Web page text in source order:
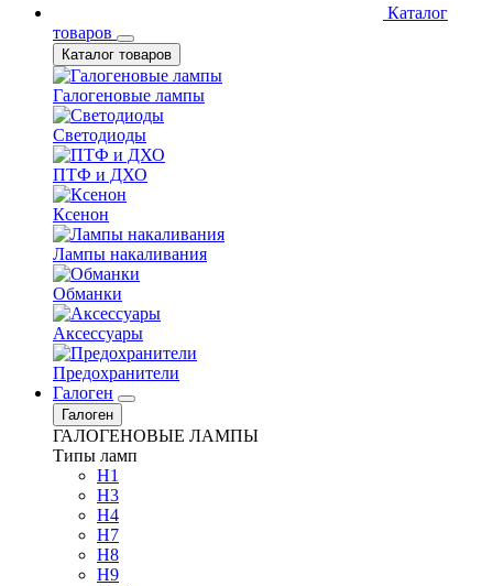
Каталог
товаров
Каталог товаров
Галогеновые лампы
Светодиоды
ПТФ и ДХО
Ксенон
Лампы накаливания
Обманки
Аксессуары
Предохранители
Галоген
Галоген
ГАЛОГЕНОВЫЕ ЛАМПЫ
Типы ламп
H1
H3
H4
H7
H8
H9